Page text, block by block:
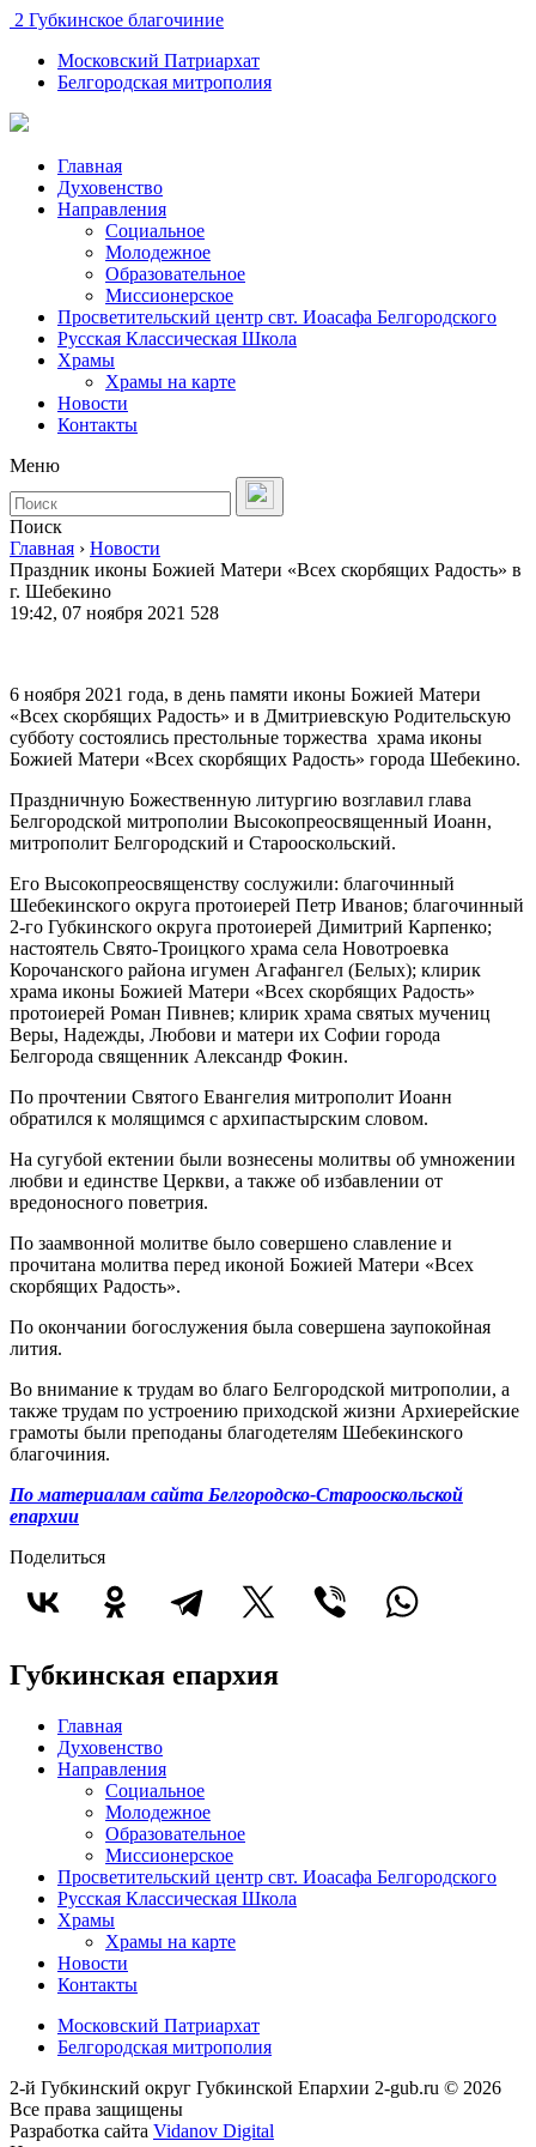
2 Губкинское благочиние
Московский Патриархат
Белгородская митрополия
Главная
Духовенство
Направления
Социальное
Молодежное
Образовательное
Миссионерское
Просветительский центр свт. Иоасафа Белгородского
Русская Классическая Школа
Храмы
Храмы на карте
Новости
Контакты
Меню
Поиск
Главная › Новости
Праздник иконы Божией Матери «Всех скорбящих Радость» в
г. Шебекино
19:42, 07 ноября 2021 528
6 ноября 2021 года, в день памяти иконы Божией Матери
«Всех скорбящих Радость» и в Дмитриевскую Родительскую
субботу состоялись престольные торжества храма иконы
Божией Матери «Всех скорбящих Радость» города Шебекино.
Праздничную Божественную литургию возглавил глава
Белгородской митрополии Высокопреосвященный Иоанн,
митрополит Белгородский и Старооскольский.
Его Высокопреосвященству сослужили: благочинный
Шебекинского округа протоиерей Петр Иванов; благочинный
2-го Губкинского округа протоиерей Димитрий Карпенко;
настоятель Свято-Троицкого храма села Новотроевка
Корочанского района игумен Агафангел (Белых); клирик
храма иконы Божией Матери «Всех скорбящих Радость»
протоиерей Роман Пивнев; клирик храма святых мучениц
Веры, Надежды, Любови и матери их Софии города
Белгорода священник Александр Фокин.
По прочтении Святого Евангелия митрополит Иоанн
обратился к молящимся с архипастырским словом.
На сугубой ектении были вознесены молитвы об умножении
любви и единстве Церкви, а также об избавлении от
вредоносного поветрия.
По заамвонной молитве было совершено славление и
прочитана молитва перед иконой Божией Матери «Всех
скорбящих Радость».
По окончании богослужения была совершена заупокойная
лития.
Во внимание к трудам во благо Белгородской митрополии, а
также трудам по устроению приходской жизни Архиерейские
грамоты были преподаны благодетелям Шебекинского
благочиния.
По материалам сайта Белгородско-Старооскольской
епархии
Поделиться
Губкинская епархия
Главная
Духовенство
Направления
Социальное
Молодежное
Образовательное
Миссионерское
Просветительский центр свт. Иоасафа Белгородского
Русская Классическая Школа
Храмы
Храмы на карте
Новости
Контакты
Московский Патриархат
Белгородская митрополия
2-й Губкинский округ Губкинской Епархии 2-gub.ru © 2026
Все права защищены
Разработка сайта Vidanov Digital